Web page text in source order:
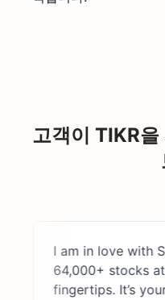
고객이 TIKR
I am in love with
64,000+ stocks at your
fingertips. It’s your